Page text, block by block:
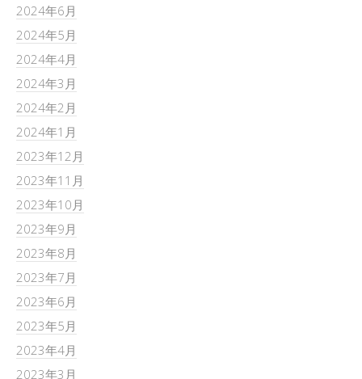
2024年6月
2024年5月
2024年4月
2024年3月
2024年2月
2024年1月
2023年12月
2023年11月
2023年10月
2023年9月
2023年8月
2023年7月
2023年6月
2023年5月
2023年4月
2023年3月